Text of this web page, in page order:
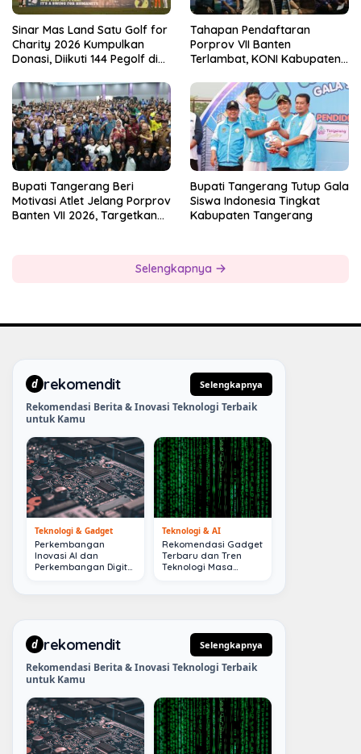
Sinar Mas Land Satu Golf for
Charity 2026 Kumpulkan
Donasi, Diikuti 144 Pegolf di
Tahapan Pendaftaran
Porprov VII Banten
Terlambat, KONI Kabupaten
Kesiapan Panitia
Bupati Tangerang Beri
Motivasi Atlet Jelang Porprov
Banten VII 2026, Targetkan
Bupati Tangerang Tutup Gala
Siswa Indonesia Tingkat
Kabupaten Tangerang
Selengkapnya
d rekomendit Selengkapnya
Rekomendasi Berita & Inovasi Teknologi Terbaik
untuk Kamu
Teknologi & Gadget
Perkembangan
Inovasi AI dan
Perkembangan Digital
Teknologi & AI
Rekomendasi Gadget
Terbaru dan Tren
Teknologi Masa
d rekomendit Selengkapnya
Rekomendasi Berita & Inovasi Teknologi Terbaik
untuk Kamu